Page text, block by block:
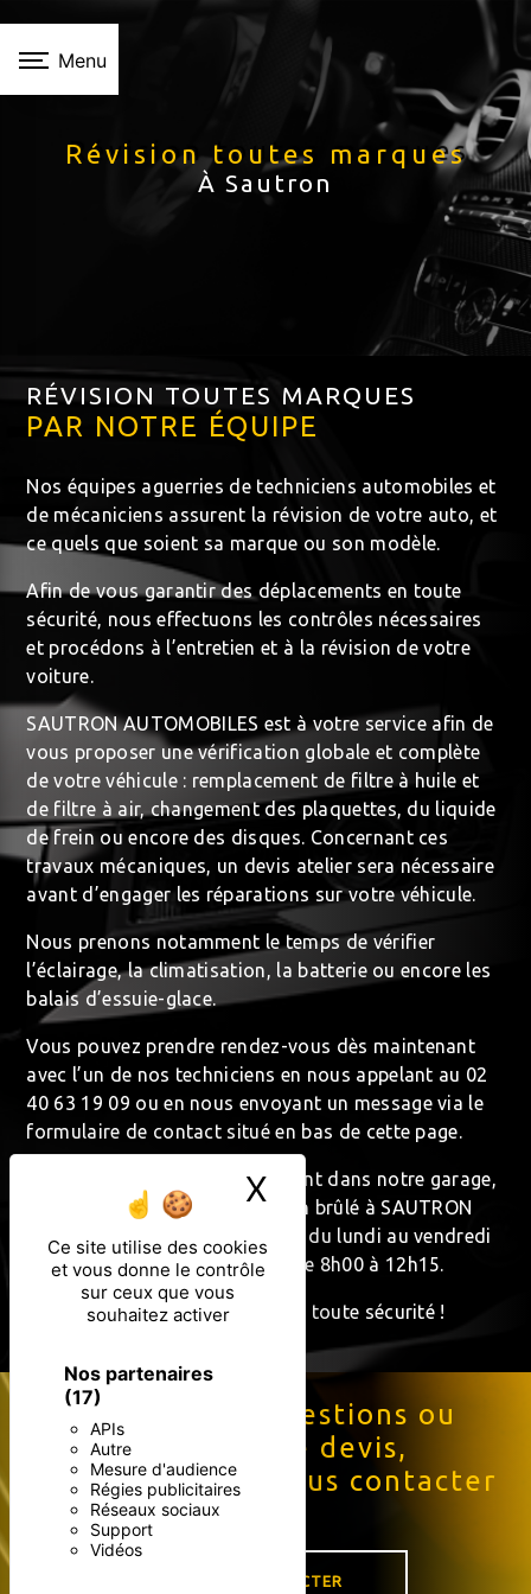
Panneau de gestion des cookies
Ce site utilise des cookies
et vous donne le contrôle
sur ceux que vous
souhaitez activer
Nos partenaires
(17)
APIs
Autre
Mesure d'audience
Régies publicitaires
Réseaux sociaux
Support
Vidéos
X Masquer le
Menu
Révision toutes marques
À Sautron
RÉVISION TOUTES MARQUES
PAR NOTRE ÉQUIPE
Nos équipes aguerries de techniciens automobiles et
de mécaniciens assurent la révision de votre auto, et
ce quels que soient sa marque ou son modèle.
Afin de vous garantir des déplacements en toute
sécurité, nous effectuons les contrôles nécessaires
et procédons à l’entretien et à la révision de votre
voiture.
SAUTRON AUTOMOBILES est à votre service afin de
vous proposer une vérification globale et complète
de votre véhicule : remplacement de filtre à huile et
de filtre à air, changement des plaquettes, du liquide
de frein ou encore des disques. Concernant ces
travaux mécaniques, un devis atelier sera nécessaire
avant d’engager les réparations sur votre véhicule.
Nous prenons notamment le temps de vérifier
l’éclairage, la climatisation, la batterie ou encore les
balais d’essuie-glace.
Vous pouvez prendre rendez-vous dès maintenant
avec l’un de nos techniciens en nous appelant au 02
40 63 19 09 ou en nous envoyant un message via le
formulaire de contact situé en bas de cette page.
N’hésitez pas à venir directement dans notre garage,
au 3 Rue de nantes ZI Le Moulin brûlé à SAUTRON
(44880). Nous vous accueillons du lundi au vendredi
de 7h30 à 19h00 et le samedi de 8h00 à 12h15.
Avec nous, reprenez la route en toute sécurité !
Pour toutes questions ou
demande de devis,
n'hésitez pas à nous contacter
NOUS CONTACTER